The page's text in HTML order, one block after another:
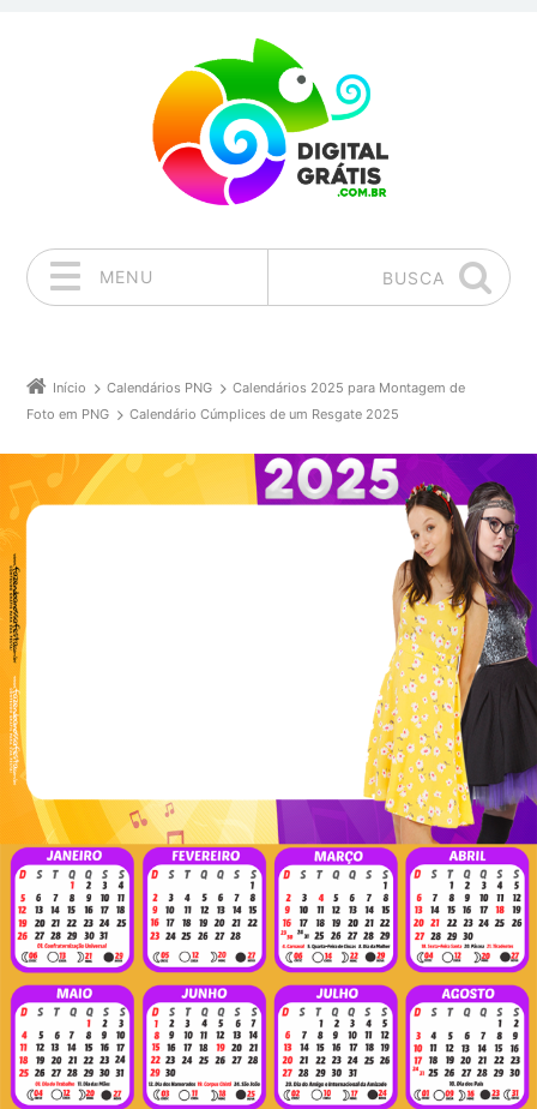
MENU BUSCA
Início Calendários PNG
Calendários 2025 para Montagem de
Foto em PNG
Calendário Cúmplices de um Resgate 2025